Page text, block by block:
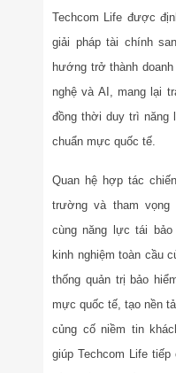
Techcom Life được
giải pháp tài chính
hướng trở thành
nghệ và AI, mang lại
đồng thời duy trì năng
chuẩn mực quốc tế.
Quan hệ hợp tác
trường và tham vọng
cùng năng lực tái
kinh nghiệm toàn cầu
thống quản trị bảo
mực quốc tế, tạo nền
củng cố niềm tin
giúp Techcom Life